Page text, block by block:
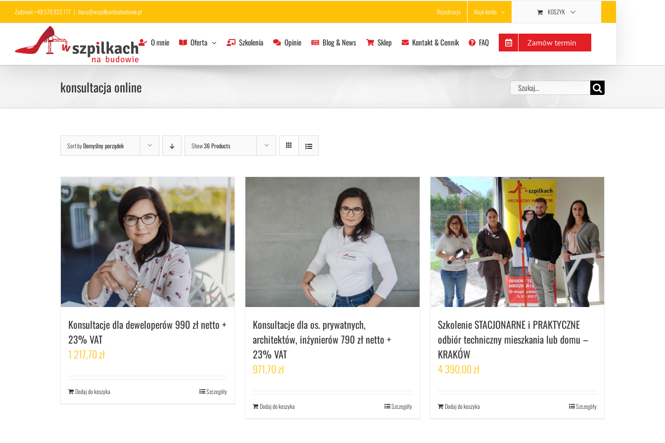
Przejdź
do
Zadzwoń: +48 570 922 777 | biuro@wszpilkachnabudowie.pl Rejestracja Moje konto KOSZYK
O mnie Oferta Szkolenia Opinie Blog & News Sklep Kontakt & Cennik FAQ Zamów termin
konsultacja online Szukaj
Sort byDomyślny porządek Show36 Products
Konsultacje dla deweloperów 990 zł netto +
23% VAT
1 217,70zł
Dodaj do koszyka Szczegóły
Konsultacje dla os. prywatnych,
architektów, inżynierów 790 zł netto +
23% VAT
971,70zł
Dodaj do koszyka Szczegóły
Szkolenie STACJONARNE i PRAKTYCZNE
odbiór techniczny mieszkania lub domu –
KRAKÓW
4 390,00zł
Dodaj do koszyka Szczegóły